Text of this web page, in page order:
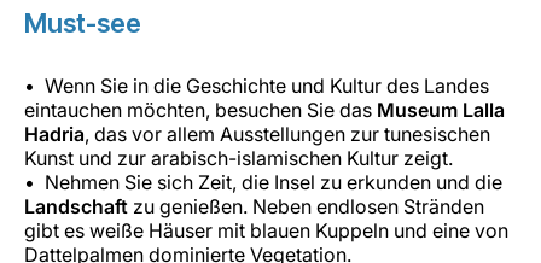
Must-see
Wenn Sie in die Geschichte und Kultur des Landes
eintauchen möchten, besuchen Sie das Museum Lalla
Hadria, das vor allem Ausstellungen zur tunesischen
Kunst und zur arabisch-islamischen Kultur zeigt.
Nehmen Sie sich Zeit, die Insel zu erkunden und die
Landschaft zu genießen. Neben endlosen Stränden
gibt es weiße Häuser mit blauen Kuppeln und eine von
Dattelpalmen dominierte Vegetation.